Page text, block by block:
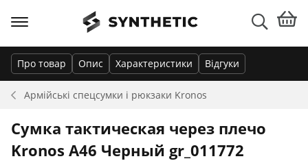
Армійські спецсумки і рюкзаки Kronos
Про товар Опис Характеристики Відгуки
Сумка тактическая через плечо
Kronos A46 Черный gr_011772